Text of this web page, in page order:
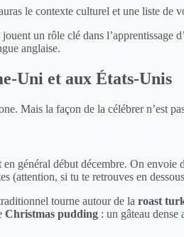
le contexte culturel et une liste de
un rôle clé dans
anglaise.
Uni et aux États-Unis
Mais la façon de la célébrer n’est
général début décembre. On envoie
(attention, si tu te retrouves en
tourne autour de la roast
Christmas pudding : un gâteau